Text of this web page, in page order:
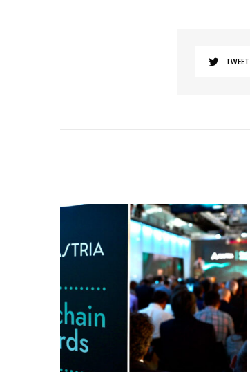
TWEET